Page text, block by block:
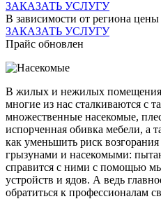
ЗАКАЗАТЬ УСЛУГУ
В зависимости от региона цены
ЗАКАЗАТЬ УСЛУГУ
Прайс обновлен
В жилых и нежилых
многие из нас сталкиваются с
множественные насекомые,
испорченная обивка мебели, а
как уменьшить риск
грызунами и насекомыми:
справится с ними с помощью
устройств и ядов. А ведь
обратиться к профессионалам